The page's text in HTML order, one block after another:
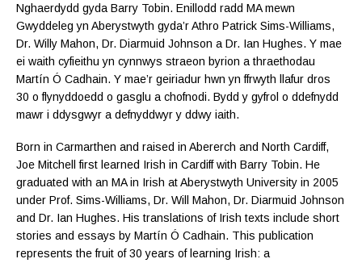
Nghaerdydd gyda Barry Tobin. Enillodd radd MA mewn
Gwyddeleg yn Aberystwyth gyda’r Athro Patrick Sims-Williams,
Dr. Willy Mahon, Dr. Diarmuid Johnson a Dr. Ian Hughes. Y mae
ei waith cyfieithu yn cynnwys straeon byrion a thraethodau
Martín Ó Cadhain. Y mae’r geiriadur hwn yn ffrwyth llafur dros
30 o flynyddoedd o gasglu a chofnodi. Bydd y gyfrol o ddefnydd
mawr i ddysgwyr a defnyddwyr y ddwy iaith.
Born in Carmarthen and raised in Abererch and North Cardiff,
Joe Mitchell first learned Irish in Cardiff with Barry Tobin. He
graduated with an MA in Irish at Aberystwyth University in 2005
under Prof. Sims-Williams, Dr. Will Mahon, Dr. Diarmuid Johnson
and Dr. Ian Hughes. His translations of Irish texts include short
stories and essays by Martín Ó Cadhain. This publication
represents the fruit of 30 years of learning Irish: a